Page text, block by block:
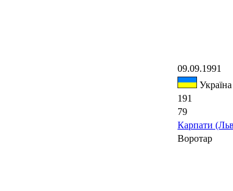
09.09.1991
Україна
191
79
Карпати
Воротар